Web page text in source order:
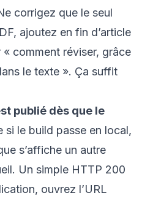
corrigez que le seul
ajoutez en fin d’article
comment réviser, grâce
le texte ». Ça suffit
publié dès que le
si le build passe en local,
s’affiche un autre
Un simple HTTP 200
ouvrez l’URL